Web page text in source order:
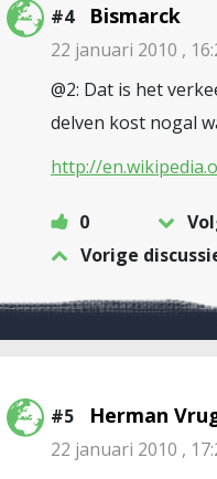
#4 Bismarck
22 januari 2010 ,
@2: Dat is het
delven kost nogal
http://
0
Vorige
#5 Herman
22 januari 2010 ,